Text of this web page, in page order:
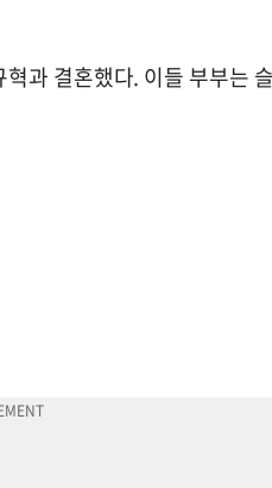
과 결혼했다. 이들 부부는